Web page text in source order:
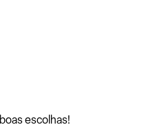
boas escolhas!